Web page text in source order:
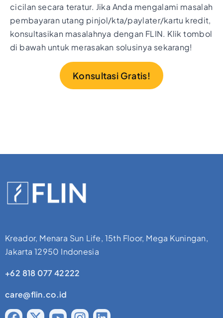
cicilan secara teratur. Jika Anda mengalami masalah
pembayaran utang pinjol/kta/paylater/kartu kredit,
konsultasikan masalahnya dengan FLIN. Klik tombol
di bawah untuk merasakan solusinya sekarang!
Konsultasi Gratis!
Kreador, Menara Sun Life, 15th Floor, Mega Kuningan,
Jakarta 12950 Indonesia
+62 818 077 42222
care@flin.co.id